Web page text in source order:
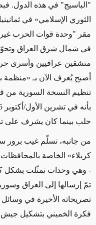
"الباسيج" في هذه الدول.
الثوري الإسلامي» في
مقر "وحدة قوات الحرب
في شمال شرق العراق
منشقين عراقيين وأسرى
أصبح يُعرف الآن بـ «منظمة
تنظيم النسخة السورية من
حلب بينما كان يشرف على
من جانبه، تسلّم غيب برور
كربلاء» الخاصة
- وهي وحدات تمثّلت بشكل
تمّ إرسالها إلى العراق
تصريحاته الأخيرة في
فكرة الخميني بتشكيل